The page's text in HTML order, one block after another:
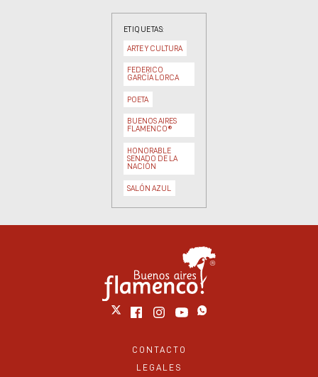
ETIQUETAS:
ARTE Y CULTURA
FEDERICO
GARCÍA LORCA
POETA
BUENOS AIRES
FLAMENCO®
HONORABLE
SENADO DE LA
NACIÓN
SALÓN AZUL
CONTACTO
LEGALES